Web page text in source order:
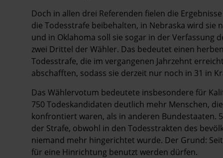
Doch in allen drei Referenden fielen die
die Todesstrafe beibehalten, in Nebraska wird sie
und in Oklahoma soll sie sogar in der Verfassung
zwei Drittel der Wähler. Das bedeutet einen
Todesstrafe, die im vergangenen Jahrzehnt
abschafften, sodass sie derzeit nur noch in 31 in
Das Wählervotum bedeutete insbesondere für
750 Todeskandidaten deutlich mehr Menschen,
konfrontiert waren, als in anderen Bundestaaten.
der Strafe, obwohl in den Todesstrakten des
niemand mehr hingerichtet wurde. Der Grund:
für eine Hinrichtung benutzt werden dürfen.